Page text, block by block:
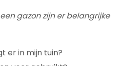
gazon zijn er belangrijke
er in mijn tuin?